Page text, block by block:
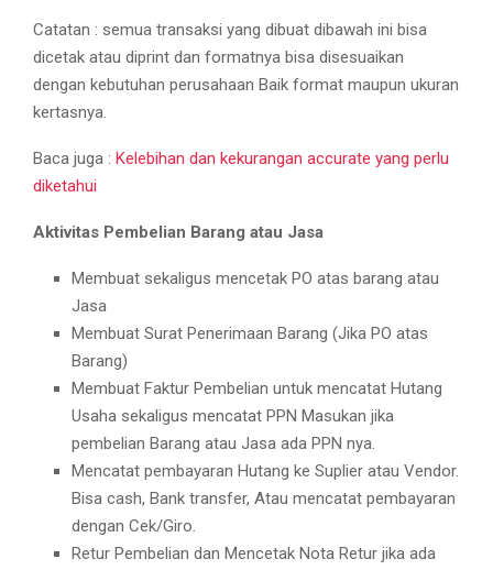
Catatan : semua transaksi yang dibuat dibawah ini bisa
dicetak atau diprint dan formatnya bisa disesuaikan
dengan kebutuhan perusahaan Baik format maupun ukuran
kertasnya.
Baca juga : Kelebihan dan kekurangan accurate yang perlu
diketahui
Aktivitas Pembelian Barang atau Jasa
Membuat sekaligus mencetak PO atas barang atau
Jasa
Membuat Surat Penerimaan Barang (Jika PO atas
Barang)
Membuat Faktur Pembelian untuk mencatat Hutang
Usaha sekaligus mencatat PPN Masukan jika
pembelian Barang atau Jasa ada PPN nya.
Mencatat pembayaran Hutang ke Suplier atau Vendor.
Bisa cash, Bank transfer, Atau mencatat pembayaran
dengan Cek/Giro.
Retur Pembelian dan Mencetak Nota Retur jika ada